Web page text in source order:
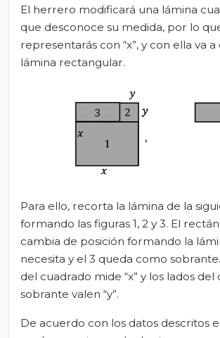
El herrero modificará una lámina
que desconoce su medida, por lo
representarás con “x”, y con ella va
lámina rectangular.
Para ello, recorta la lámina de la
formando las figuras 1, 2 y 3. El
cambia de posición formando la
necesita y el 3 queda como
del cuadrado mide “x” y los lados del
sobrante valen “y”.
De acuerdo con los datos descritos